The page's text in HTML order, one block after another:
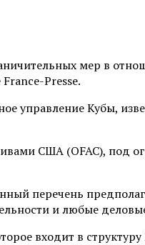
мер в
Presse.
управление Кубы,
США (OFAC), под
перечень
и любые
входит в